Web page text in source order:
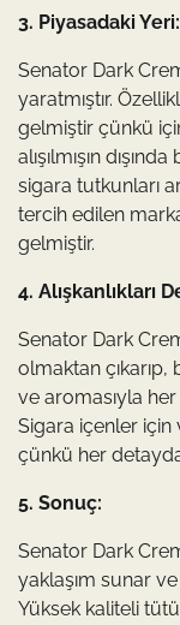
3. Piyasadaki Yeri:
Senator Dark
yaratmıştır.
gelmiştir çünkü
alışılmışın
sigara tutkunları
tercih edilen
gelmiştir.
4. Alışkanlıkları
Senator Dark
olmaktan çıkarıp,
ve aromasıyla
Sigara içenler
çünkü her
5. Sonuç:
Senator Dark
yaklaşım sunar
Yüksek kaliteli